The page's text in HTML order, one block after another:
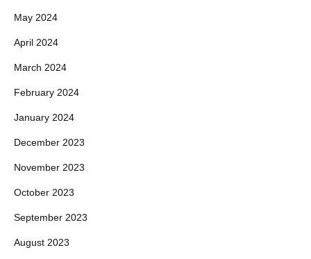
May 2024
April 2024
March 2024
February 2024
January 2024
December 2023
November 2023
October 2023
September 2023
August 2023